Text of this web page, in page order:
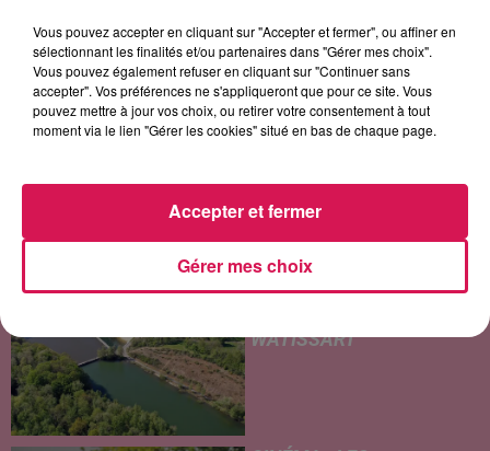
LES ARTICLES LES PLUS CONSULTÉS
CHALEUR ET RISQUE
D'ORAGES CE LUNDI EN
SAMBRE-AVESNOIS-
et changeant concerne nos
l'après-midi et un risque
d'averses orageuses...
JEUMONT : UN
ADOLESCENT DE 14 ANS
WATISSART
Vous pouvez accepter en cliquant sur "Accepter et fermer", ou affiner en
sélectionnant les finalités et/ou partenaires dans "Gérer mes choix".
Vous pouvez également refuser en cliquant sur "Continuer sans
accepter". Vos préférences ne s'appliqueront que pour ce site. Vous
pouvez mettre à jour vos choix, ou retirer votre consentement à tout
moment via le lien "Gérer les cookies" situé en bas de chaque page.
Gérer mes choix
Accepter et fermer